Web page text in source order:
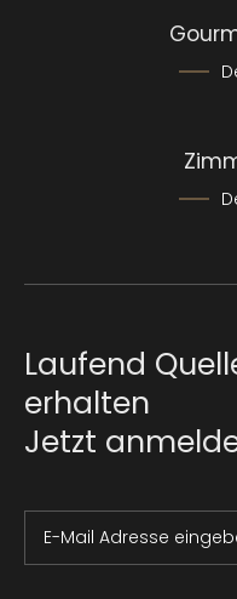
Laufend
erhalten
Jetzt
E-Mail Adresse